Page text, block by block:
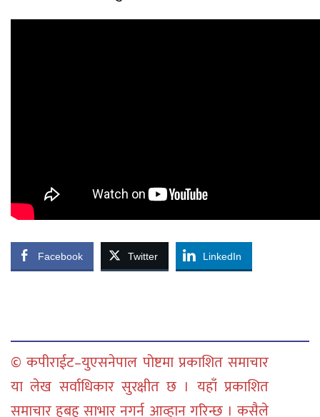
Facebook Twitter LinkedIn
© कपीराईट–युएसनेपाल पोष्टमा प्रकाशित समाचार
या लेख सर्वाधिकार सुरक्षीत छ । यहाँ प्रकाशित
समाचार हुबहु साभार नगर्न आव्हान गरिन्छ । कसैले